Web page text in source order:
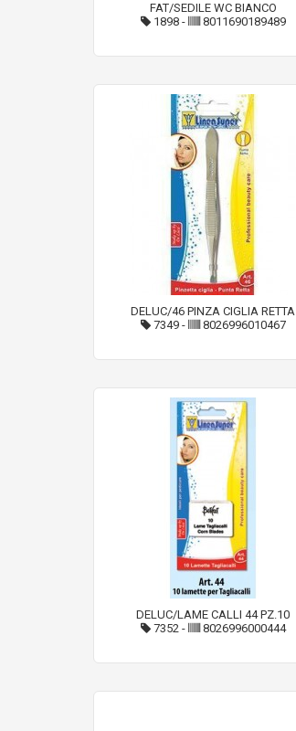
FAT/SEDILE WC BIANCO
1898- 8011690189489
DELUC/46 PINZA CIGLIA RETTA
7349- 8026996010467
DELUC/LAME CALLI 44 PZ.10
7352- 8026996000444